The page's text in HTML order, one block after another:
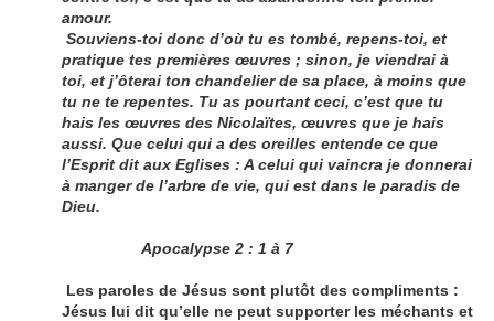
amour.
Souviens-toi donc d’où tu es tombé, repens-toi, et
pratique tes premières œuvres ; sinon, je viendrai à
toi, et j’ôterai ton chandelier de sa place, à moins que
tu ne te repentes. Tu as pourtant ceci, c’est que tu
hais les œuvres des Nicolaïtes, œuvres que je hais
aussi. Que celui qui a des oreilles entende ce que
l’Esprit dit aux Eglises : A celui qui vaincra je donnerai
à manger de l’arbre de vie, qui est dans le paradis de
Dieu.
Apocalypse 2 : 1 à 7
Les paroles de Jésus sont plutôt des compliments :
Jésus lui dit qu’elle ne peut supporter les méchants et